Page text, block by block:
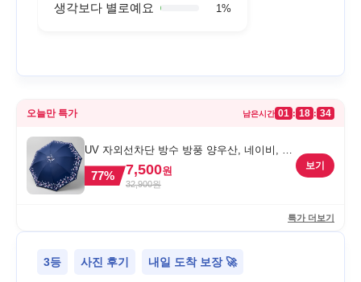
생각보다 별로예요 1 %
오늘만 특가 남은시간 01 : 18 : 34
UV 자외선차단 방수 방풍 양우산, 네이비, 1
개
77% 7,500원
32,900원
보기
특가 더보기
3등 사진 후기 내일 도착 보장 🚀